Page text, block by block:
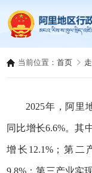
当前位置：首页
2025年，阿里
同比增长6.6%。其
增长12.1%；第二
9.8%；第三产业实